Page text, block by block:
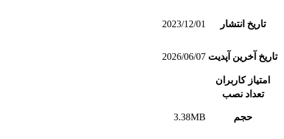
تاریخ انتشار 2023/12/01
تاریخ آخرین آپدیت 2026/06/07
امتیاز کاربران
تعداد نصب
حجم 3.38MB